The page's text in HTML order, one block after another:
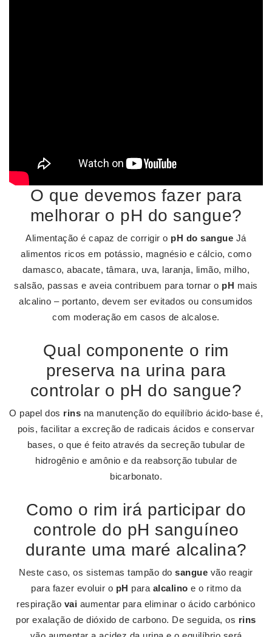
O que devemos fazer para
melhorar o pH do sangue?
Alimentação é capaz de corrigir o pH do sangue Já
alimentos ricos em potássio, magnésio e cálcio, como
damasco, abacate, tâmara, uva, laranja, limão, milho,
salsão, passas e aveia contribuem para tornar o pH mais
alcalino – portanto, devem ser evitados ou consumidos
com moderação em casos de alcalose.
Qual componente o rim
preserva na urina para
controlar o pH do sangue?
O papel dos rins na manutenção do equilíbrio ácido-base é,
pois, facilitar a excreção de radicais ácidos e conservar
bases, o que é feito através da secreção tubular de
hidrogênio e amônio e da reabsorção tubular de
bicarbonato.
Como o rim irá participar do
controle do pH sanguíneo
durante uma maré alcalina?
Neste caso, os sistemas tampão dosangue vão reagir
para fazer evoluir o pH para alcalino e o ritmo da
respiração vai aumentar para eliminar o ácido carbónico
por exalação de dióxido de carbono. De seguida, os rins